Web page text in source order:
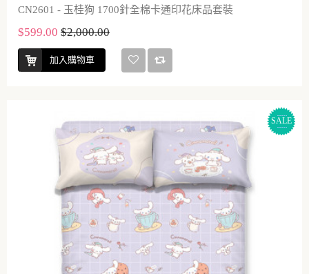
CN2601 - 玉桂狗 1700針全棉卡通印花床品套裝
$599.00 $2,000.00
加入購物車
SALE